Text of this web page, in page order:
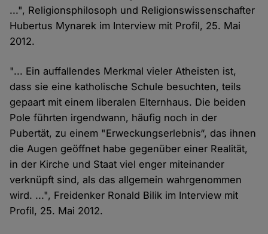
...", Religionsphilosoph und Religionswissenschafter
Hubertus Mynarek im Interview mit Profil, 25. Mai
2012.
"... Ein auffallendes Merkmal vieler Atheisten ist,
dass sie eine katholische Schule besuchten, teils
gepaart mit einem liberalen Elternhaus. Die beiden
Pole führten irgendwann, häufig noch in der
Pubertät, zu einem "Erweckungserlebnis“, das ihnen
die Augen geöffnet habe gegenüber einer Realität,
in der Kirche und Staat viel enger miteinander
verknüpft sind, als das allgemein wahrgenommen
wird. ...", Freidenker Ronald Bilik im Interview mit
Profil, 25. Mai 2012.